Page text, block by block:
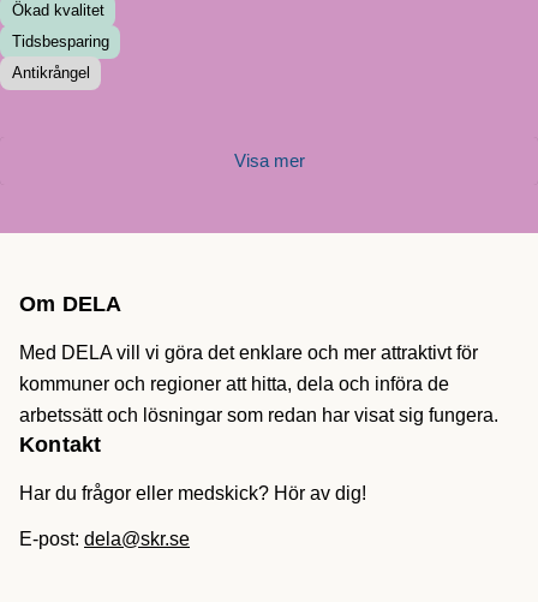
Ökad kvalitet
Tidsbesparing
Antikrångel
Visa mer
Om DELA
Med DELA vill vi göra det enklare och mer attraktivt för
kommuner och regioner att hitta, dela och införa de
arbetssätt och lösningar som redan har visat sig fungera.
Kontakt
Har du frågor eller medskick? Hör av dig!
E-post: dela@skr.se